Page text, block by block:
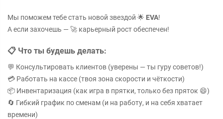
Мы поможем тебе стать новой звездой 🌟 EVA!
А если захочешь — 🚀 карьерный рост обеспечен!
📋 Что ты будешь делать:
💬 Консультировать клиентов (уверены — ты гуру советов!)
💳 Работать на кассе (твоя зона скорости и чёткости)
📦 Инвентаризация (как игра в прятки, только без пряток 😄)
🔄 Гибкий график по сменам (и на работу, и на себя хватает
времени)